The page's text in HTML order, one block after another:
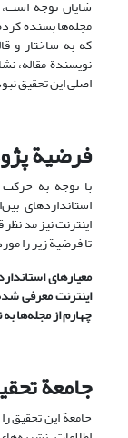
شایان توجه
مجله‌ها بسنده
که به ساختار و
نویسندة مقاله،
اصلی این تحقیق
فرضیة
با توجه به
استانداردهای
اینترنت نیز مد
تا فرضیة زیر را
معیارهای
اینترنت معرفی
چهارم از مجله‌ها
جامعة
جامعة این تحقیق